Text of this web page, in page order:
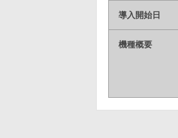
導入開始日
機種概要